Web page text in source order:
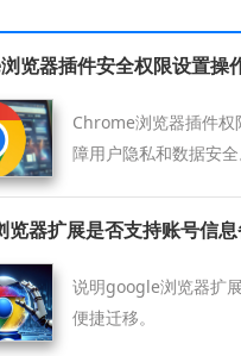
览器插件安全权限设置操
Chrome浏览器插件权
障用户隐私和数据安全
器扩展是否支持账号信
说明google浏览器扩
便捷迁移。